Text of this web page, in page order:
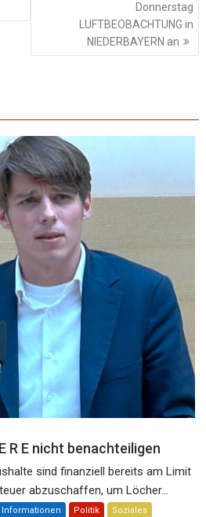
Donnerstag
LUFTBEOBACHTUNG in
NIEDERBAYERN an
R E nicht benachteiligen
sind finanziell bereits am Limit
abzuschaffen, um Löcher...
Informationen Politik Soziales